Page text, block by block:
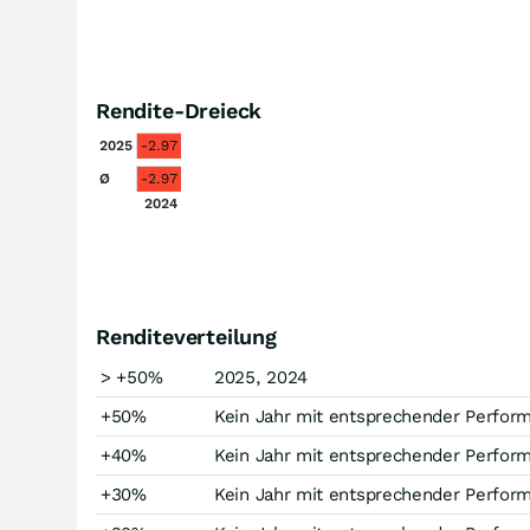
Rendite-Dreieck
2025 -2.97
Ø
-2.97
2024
Renditeverteilung
> +50%
2025, 2024
+50%
Kein Jahr mit entsprechender
+40%
Kein Jahr mit entsprechender
+30%
Kein Jahr mit entsprechender